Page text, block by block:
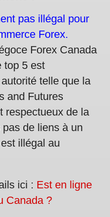
pas illégal pour
Forex.
Forex Canada
top 5 est
telle que la
and Futures
respectueux de la
pas de liens à un
illégal au
ici : Est en ligne
Canada ?